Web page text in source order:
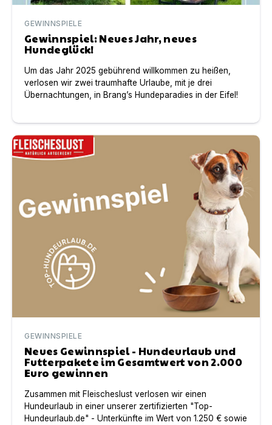
GEWINNSPIELE
Gewinnspiel: Neues Jahr, neues
Hundeglück!
Um das Jahr 2025 gebührend willkommen zu heißen,
verlosen wir zwei traumhafte Urlaube, mit je drei
Übernachtungen, in Brang’s Hundeparadies in der Eifel!
Neues Gewinnspiel - Hundeurlaub und Futterpakete
GEWINNSPIELE
Neues Gewinnspiel - Hundeurlaub und
Futterpakete im Gesamtwert von 2.000
Euro gewinnen
Zusammen mit Fleischeslust verlosen wir einen
Hundeurlaub in einer unserer zertifizierten "Top-
Hundeurlaub.de" - Unterkünfte im Wert von 1.250 € sowie